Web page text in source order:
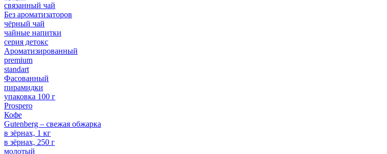
связанный чай
Без ароматизаторов
чёрный чай
чайные напитки
серия детокс
Ароматизированный
premium
standart
Фасованный
пирамидки
упаковка 100 г
Prospero
Кофе
Gutenberg – свежая обжарка
в зёрнах, 1 кг
в зёрнах, 250 г
молотый